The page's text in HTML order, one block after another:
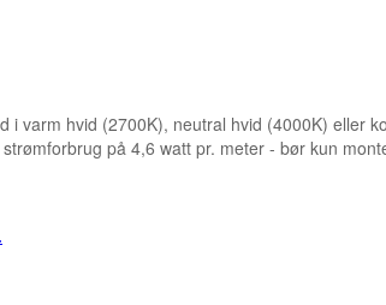
i varm hvid (2700K), neutral hvid (4000K)
på 4,6 watt pr. meter - bør kun